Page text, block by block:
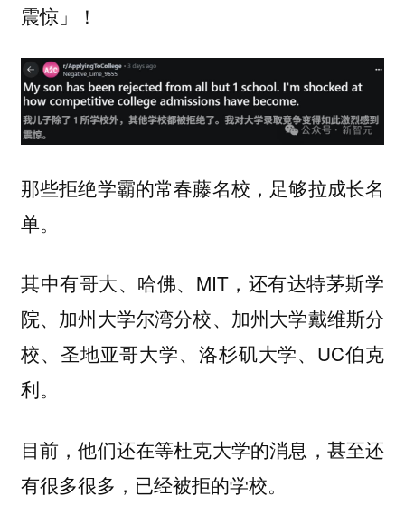
震惊」！
那些拒绝学霸的常春藤名校，足够拉成长名
单。
其中有哥大、哈佛、MIT，还有达特茅斯学
院、加州大学尔湾分校、加州大学戴维斯分
校、圣地亚哥大学、洛杉矶大学、UC伯克
利。
目前，他们还在等杜克大学的消息，甚至还
有很多很多，已经被拒的学校。